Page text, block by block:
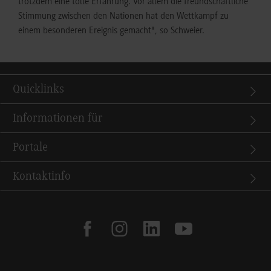
Stimmung zwischen den Nationen hat den Wettkampf zu
einem besonderen Ereignis gemacht", so Schweier.
Quicklinks
Informationen für
Portale
Kontaktinfo
facebookinstagramlinkedinyoutube